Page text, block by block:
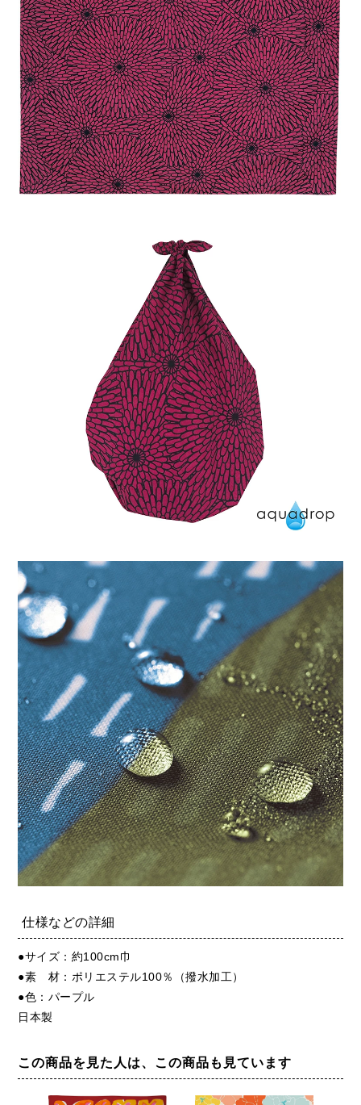
仕様などの詳細
●サイズ：約100cm巾
●素 材：ポリエステル100％（撥水加工）
●色：パープル
日本製
この商品を見た人は、この商品も見ています